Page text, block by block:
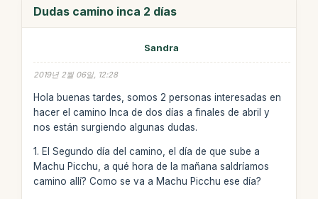
Dudas camino inca 2 días
Sandra
2019년 2월 06일, 12:28
Hola buenas tardes, somos 2 personas interesadas en
hacer el camino Inca de dos días a finales de abril y
nos están surgiendo algunas dudas.
1. El Segundo día del camino, el día de que sube a
Machu Picchu, a qué hora de la mañana saldríamos
camino allí? Como se va a Machu Picchu ese día?